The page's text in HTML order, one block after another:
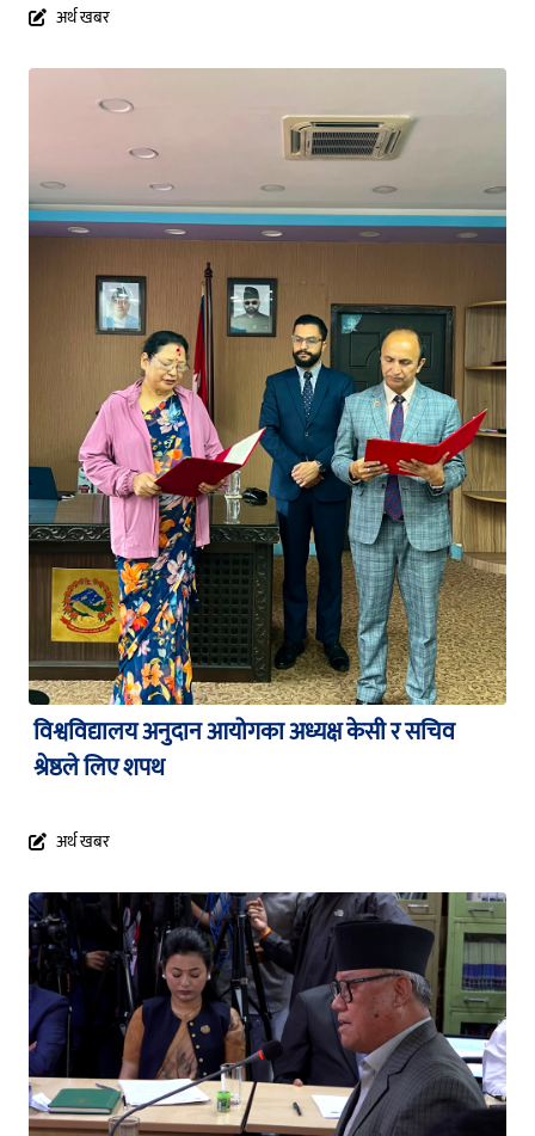
अर्थ खबर
विश्वविद्यालय अनुदान आयोगका अध्यक्ष केसी र सचिव
श्रेष्ठले लिए शपथ
अर्थ खबर